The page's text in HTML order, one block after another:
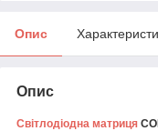
Опис
Опис
Світлодіодна матриця